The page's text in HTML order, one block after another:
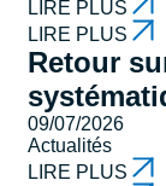
LIRE PLUS
LIRE PLUS
Retour
09/07/2026
Actualités
LIRE PLUS